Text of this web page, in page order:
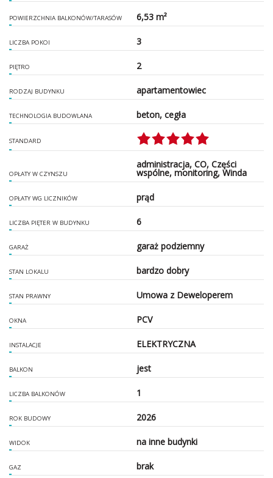
POWIERZCHNIA BALKONÓW/TARASÓW 6,53 m²
LICZBA POKOI 3
PIĘTRO 2
RODZAJ BUDYNKU apartamentowiec
TECHNOLOGIA BUDOWLANA beton, cegła
STANDARD
OPŁATY W CZYNSZU
administracja, CO, Części
wspólne, monitoring, Winda
OPŁATY WG LICZNIKÓW prąd
LICZBA PIĘTER W BUDYNKU 6
GARAŻ garaż podziemny
STAN LOKALU bardzo dobry
STAN PRAWNY Umowa z Deweloperem
OKNA PCV
INSTALACJE ELEKTRYCZNA
BALKON jest
LICZBA BALKONÓW 1
ROK BUDOWY 2026
WIDOK na inne budynki
GAZ brak